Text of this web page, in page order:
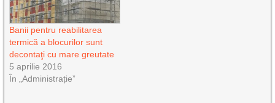
Banii pentru reabilitarea
termică a blocurilor sunt
decontaţi cu mare greutate
5 aprilie 2016
În „Administrație”